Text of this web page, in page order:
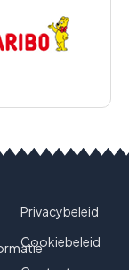
Privacybeleid
Cookiebeleid